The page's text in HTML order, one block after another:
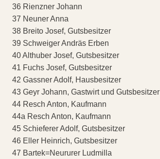
36 Rienzner Johann
37 Neuner Anna
38 Breito Josef, Gutsbesitzer
39 Schweiger Andräs Erben
40 Althuber Josef, Gutsbesitzer
41 Fuchs Josef, Gutsbesitzer
42 Gassner Adolf, Hausbesitzer
43 Geyr Johann, Gastwirt und Gutsbesitzer
44 Resch Anton, Kaufmann
44a Resch Anton, Kaufmann
45 Schieferer Adolf, Gutsbesitzer
46 Eller Heinrich, Gutsbesitzer
47 Bartek=Neururer Ludmilla